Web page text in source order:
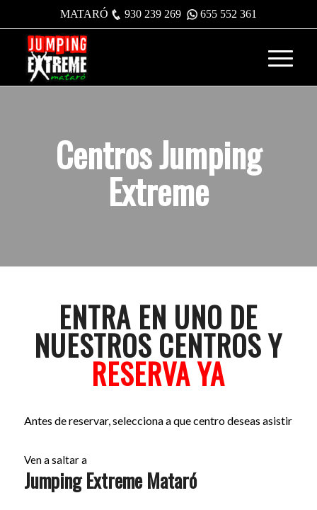
MATARÓ 930 239 269 655 552 361
Centros Jumping
Extreme
ENTRA EN UNO DE
NUESTROS CENTROS Y
RESERVA YA
Antes de reservar, selecciona a que centro deseas asistir
Ven a saltar a
Jumping Extreme Mataró